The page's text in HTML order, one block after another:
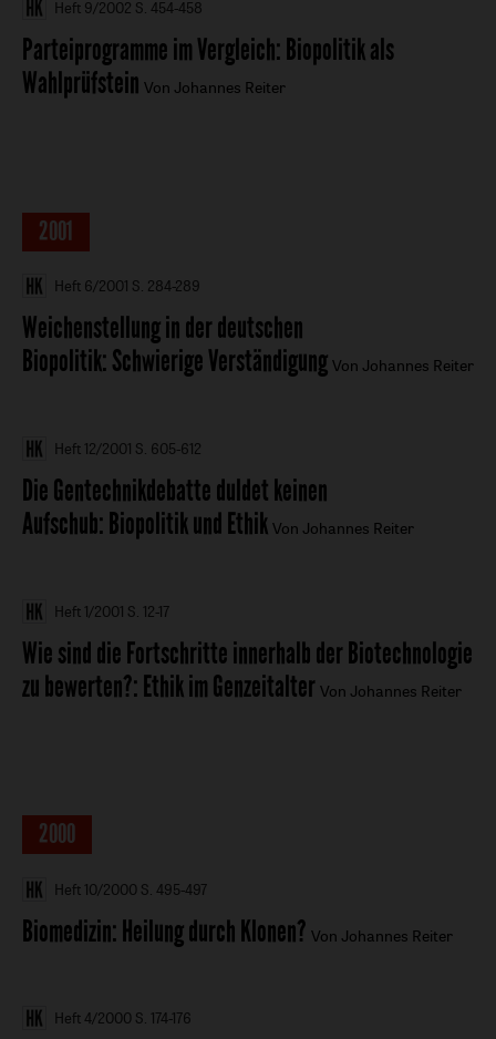
Heft 9/2002 S. 454-458
Parteiprogramme im Vergleich:Biopolitik als
Wahlprüfstein Von Johannes Reiter
2001
Heft 6/2001 S. 284-289
Weichenstellung in der deutschen
Biopolitik:Schwierige Verständigung Von Johannes Reiter
Heft 12/2001 S. 605-612
Die Gentechnikdebatte duldet keinen
Aufschub:Biopolitik und Ethik Von Johannes Reiter
Heft 1/2001 S. 12-17
Wie sind die Fortschritte innerhalb der Biotechnologie
zu bewerten?:Ethik im Genzeitalter Von Johannes Reiter
2000
Heft 10/2000 S. 495-497
Biomedizin:Heilung durch Klonen? Von Johannes Reiter
Heft 4/2000 S. 174-176